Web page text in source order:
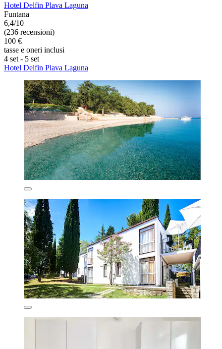
Hotel Delfin Plava Laguna
Funtana
6,4/10
(236 recensioni)
100 €
tasse e oneri inclusi
4 set - 5 set
Hotel Delfin Plava Laguna